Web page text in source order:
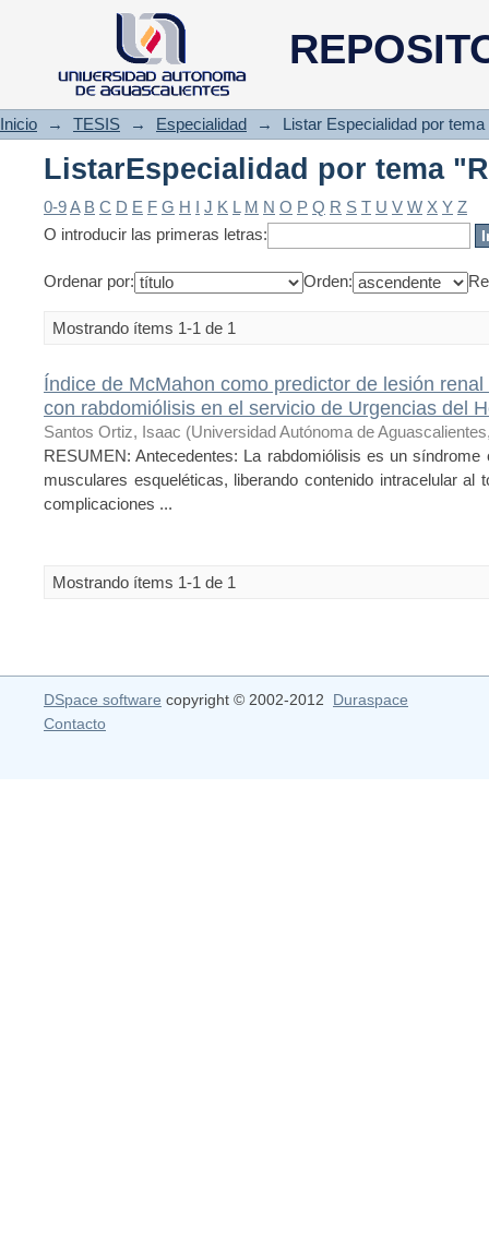
ListarEspecialidad por tema
Inicio → TESIS → Especialidad → Listar Especialidad por tema
ListarEspecialidad por tema
0-9A B C D E F G H I J K L M N O P Q R S T U V W X Y Z
O introducir las primeras letras:
Ordenar por: Orden:
Mostrando ítems 1-1 de 1
Índice de McMahon como predictor de lesión
con rabdomiólisis en el servicio de Urgencias del
Santos Ortiz, Isaac (Universidad Autónoma de Aguascalientes
RESUMEN: Antecedentes: La rabdomiólisis es un
musculares esqueléticas, liberando contenido intracelular al
complicaciones ...
Mostrando ítems 1-1 de 1
DSpace software copyright © 2002-2012 Duraspace
Contacto